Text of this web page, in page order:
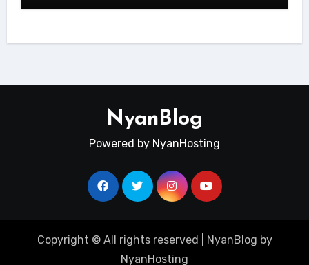
NyanBlog
Powered by NyanHosting
Copyright © All rights reserved
NyanBlog by
NyanHosting